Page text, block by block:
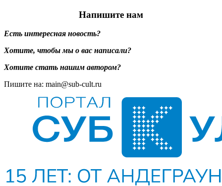
Напишите нам
Есть интересная новость?
Хотите, чтобы мы о вас написали?
Хотите стать нашим автором?
Пишите на: main@sub-cult.ru